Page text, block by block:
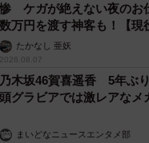
惨 ケガが絶えない夜のお
数万円を渡す神客も！【現
たかなし 亜妖
2026.08.07
乃木坂46賀喜遥香 5年ぶ
頭グラビアでは激レアなメ
まいどなニュースエンタメ部